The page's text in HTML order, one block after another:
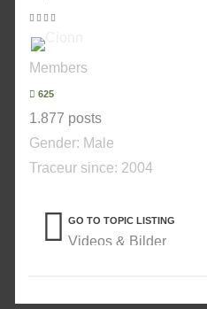
Members
625
1.877 posts
Gender: Male
Traceur since: 2004
GO TO TOPIC LISTING
Videos & Bilder